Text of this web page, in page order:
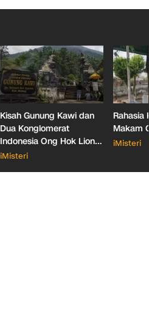
Kisah Gunung Kawi dan
Dua Konglomerat
Indonesia Ong Hok Liong
hingga Liem Sioe Liong
iMisteri
Rahasia
Makam
iMisteri